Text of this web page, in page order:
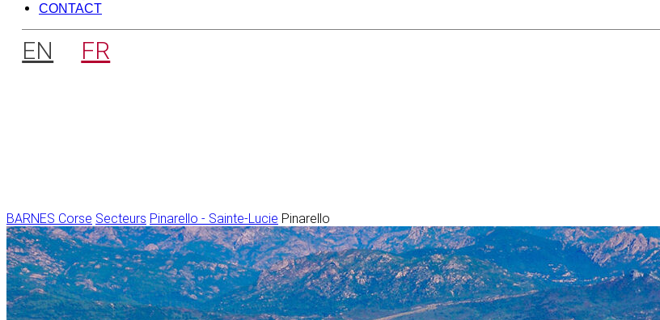
CONTACT
EN FR
BARNES Corse Secteurs Pinarello - Sainte-Lucie Pinarello